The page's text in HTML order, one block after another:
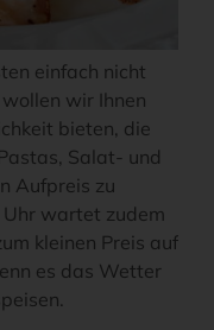
einfach nicht
wir Ihnen
bieten, die
Salat- und
Aufpreis zu
wartet zudem
kleinen Preis auf
es das Wetter